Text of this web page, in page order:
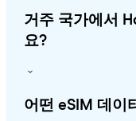
거주 국가에서
요?
어떤 eSIM 데이